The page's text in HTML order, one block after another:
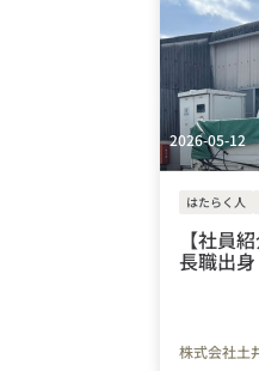
2026-05-12
はたらく人
【社員
長職出
株式会社土